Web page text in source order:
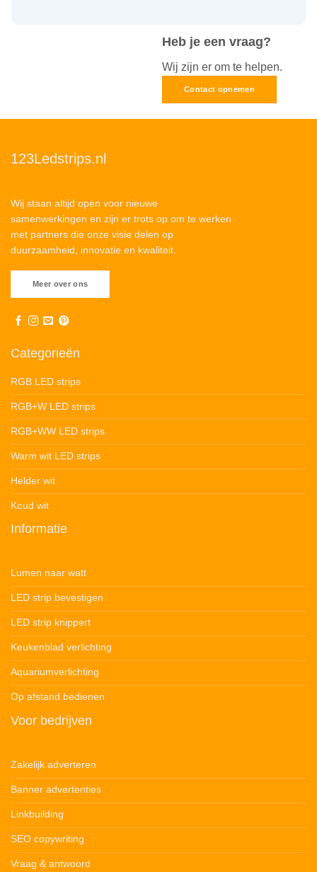
Heb je een vraag?
Wij zijn er om te helpen.
Contact opnemen
123Ledstrips.nl
Wij staan altijd open voor nieuwe
samenwerkingen en zijn er trots op om te werken
met partners die onze visie delen op
duurzaamheid, innovatie en kwaliteit.
Meer over ons
Categorieën
RGB LED strips
RGB+W LED strips
RGB+WW LED strips
Warm wit LED strips
Helder wit
Koud wit
Informatie
Lumen naar watt
LED strip bevestigen
LED strip knippert
Keukenblad verlichting
Aquariumverlichting
Op afstand bedienen
Voor bedrijven
Zakelijk adverteren
Banner advertenties
Linkbuilding
SEO copywriting
Vraag & antwoord